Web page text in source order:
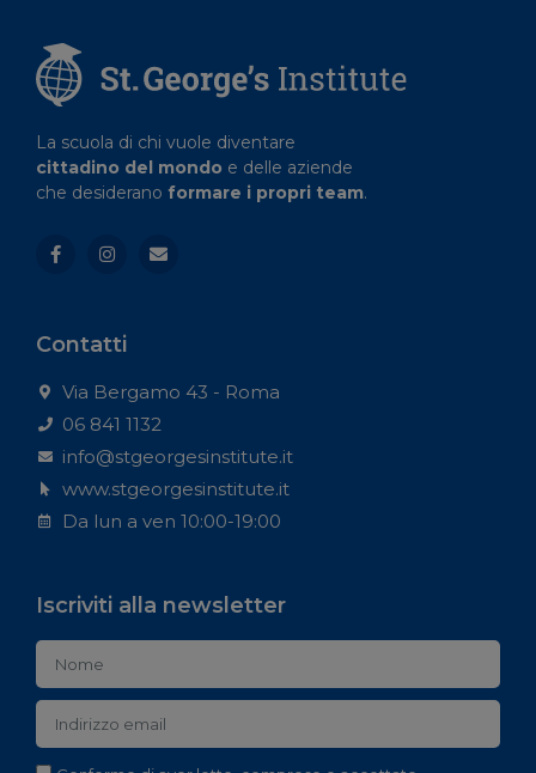
La scuola di chi vuole diventare
cittadino del mondo e delle aziende
che desiderano formare i propri team.
Contatti
Via Bergamo 43 - Roma
06 841 1132
info@stgeorgesinstitute.it
www.stgeorgesinstitute.it
Da lun a ven 10:00-19:00
Iscriviti alla newsletter